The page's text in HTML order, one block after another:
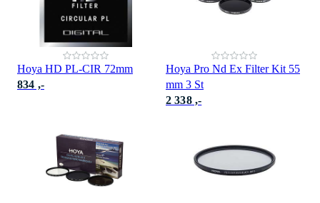
Hoya HD PL-CIR 72mm
834 ,-
Hoya Pro Nd Ex Filter Kit 55
mm 3 St
2 338 ,-